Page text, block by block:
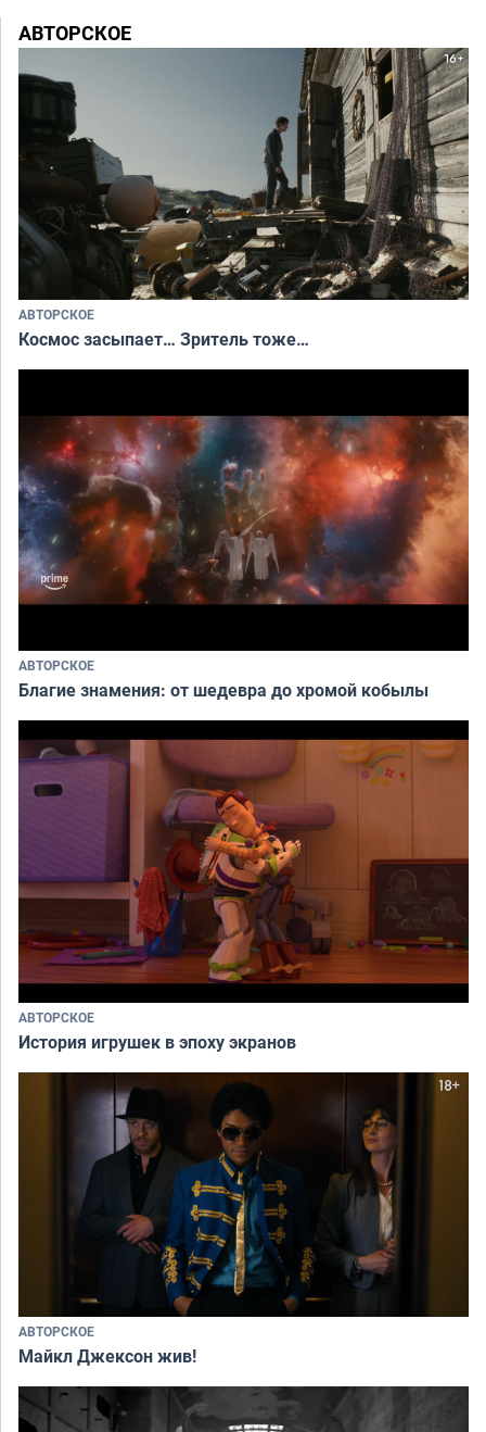
АВТОРСКОЕ
АВТОРСКОЕ
Космос засыпает… Зритель тоже…
АВТОРСКОЕ
Благие знамения: от шедевра до хромой кобылы
АВТОРСКОЕ
История игрушек в эпоху экранов
АВТОРСКОЕ
Майкл Джексон жив!